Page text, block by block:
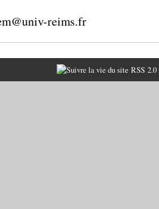
reims.fr
RSS 2.0